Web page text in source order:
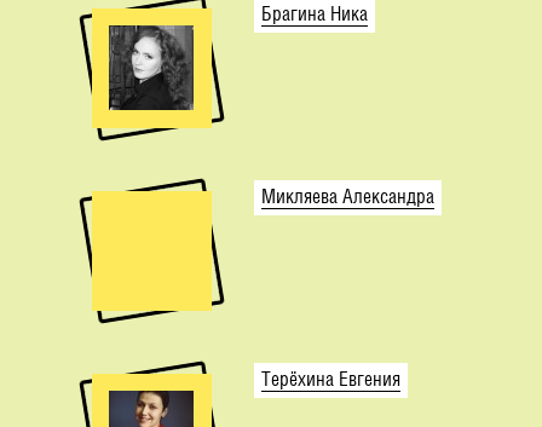
Брагина Ника
Микляева Александра
Терёхина Евгения